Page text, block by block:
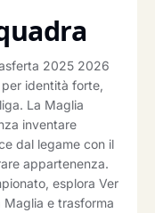
2025 2026
identità forte,
La Maglia
inventare
dal legame con il
appartenenza.
esplora Ver
Maglia e trasforma